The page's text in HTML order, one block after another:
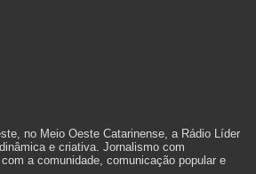
no Meio Oeste Catarinense, a Rádio Líder
e criativa. Jornalismo com
a comunidade, comunicação popular e